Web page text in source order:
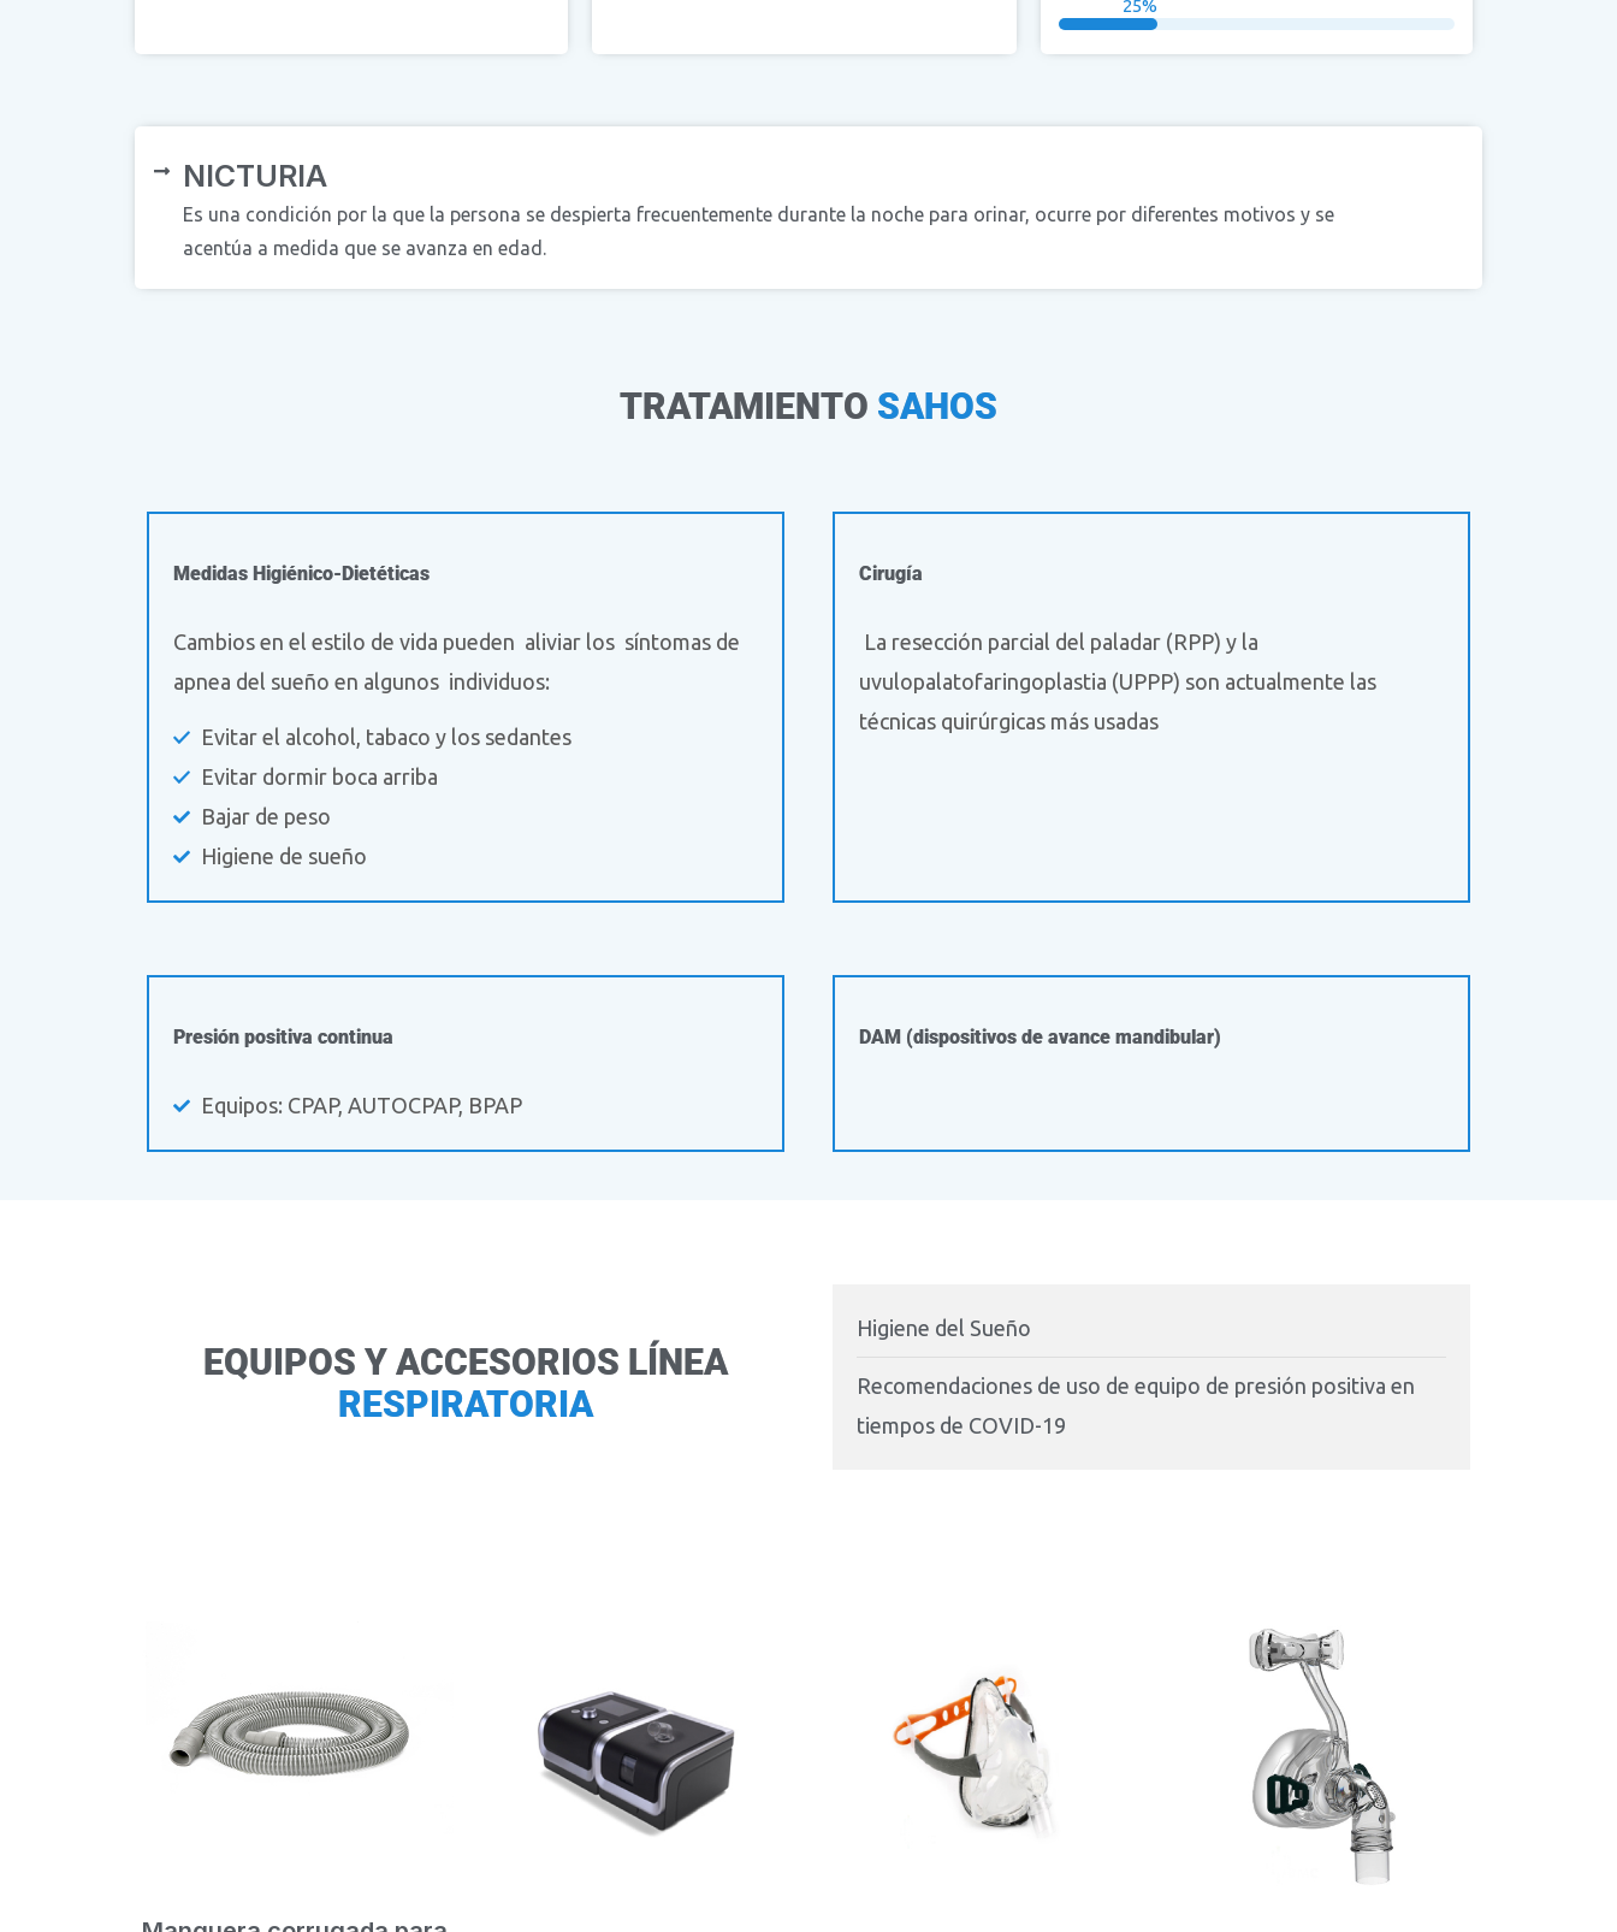
25%
NICTURIA
Es una condición por la que la persona se despierta frecuentemente durante la noche para orinar, ocurre por diferentes motivos y se
acentúa a medida que se avanza en edad.
TRATAMIENTO SAHOS
Medidas Higiénico-Dietéticas
Cambios en el estilo de vida pueden aliviar los síntomas de
apnea del sueño en algunos individuos:
Evitar el alcohol, tabaco y los sedantes
Evitar dormir boca arriba
Bajar de peso
Higiene de sueño
Cirugía
La resección parcial del paladar (RPP) y la
uvulopalatofaringoplastia (UPPP) son actualmente las
técnicas quirúrgicas más usadas
Presión positiva continua
Equipos: CPAP, AUTOCPAP, BPAP
DAM (dispositivos de avance mandibular)
EQUIPOS Y ACCESORIOS LÍNEA
RESPIRATORIA
Higiene del Sueño
Recomendaciones de uso de equipo de presión positiva en
tiempos de COVID-19